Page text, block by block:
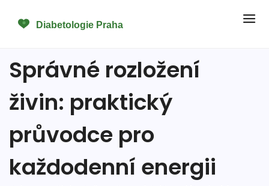
Správné rozložení
živin: praktický
průvodce pro
každodenní energii